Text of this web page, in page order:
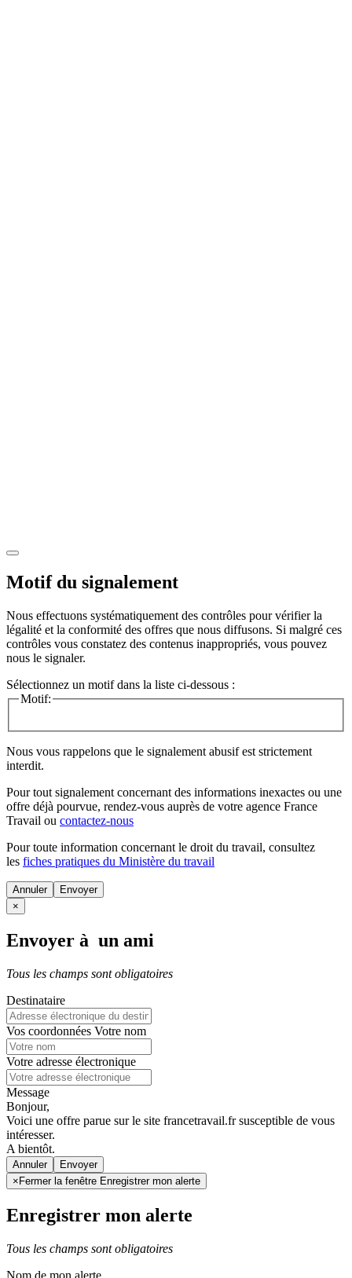
Motif du signalement
Nous effectuons systématiquement des contrôles pour vérifier la
légalité et la conformité des offres que nous diffusons. Si malgré ces
contrôles vous constatez des contenus inappropriés, vous pouvez
nous le signaler.
Sélectionnez un motif dans la liste ci-dessous :
Motif:
Nous vous rappelons que le signalement abusif est strictement
interdit.
Pour tout signalement concernant des informations inexactes ou une
offre déjà pourvue, rendez-vous auprès de votre agence France
Travail ou contactez-nous
Pour toute information concernant le droit du travail, consultez
les fiches pratiques du Ministère du travail
Annuler
×
Envoyer à un ami
Tous les champs sont obligatoires
Destinataire
Vos coordonnées Votre nom
Votre adresse électronique
Message
Bonjour,
Voici une offre parue sur le site francetravail.fr susceptible de vous
intéresser.
A bientôt.
Annuler
× Fermer la fenêtre Enregistrer mon alerte
Enregistrer mon alerte
Tous les champs sont obligatoires
Nom de mon alerte